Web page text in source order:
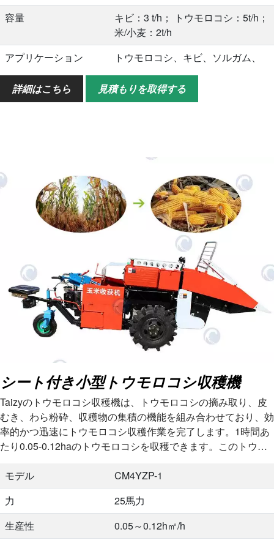
容量
キビ：3 t/h； トウモロコシ：5t/h；
米/小麦：2t/h
アプリケーション
トウモロコシ、キビ、ソルガム、
大豆、米、小麦など。
構成
大径タイヤ、フレーム
詳細はこちら 見積もりを取得する
シート付き小型トウモロコシ収穫機
Taizyのトウモロコシ収穫機は、トウモロコシの摘み取り、皮
むき、わら粉砕、収穫物の集積の機能を組み合わせており、効
率的かつ迅速にトウモロコシ収穫作業を完了します。1時間あ
たり0.05-0.12haのトウモロコシを収穫できます。このトウモ
モデル
CM4YZP-1
力
25馬力
生産性
0.05～0.12h㎡/h